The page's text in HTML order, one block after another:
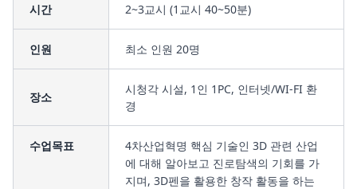
시간 2~3교시 (1교시 40~50분)
인원 최소 인원 20명
장소
시청각 시설, 1인 1PC, 인터넷/WI-FI 환
경
수업목표
4차산업혁명 핵심 기술인 3D 관련 산업
에 대해 알아보고 진로탐색의 기회를 가
지며, 3D펜을 활용한 창작 활동을 하는